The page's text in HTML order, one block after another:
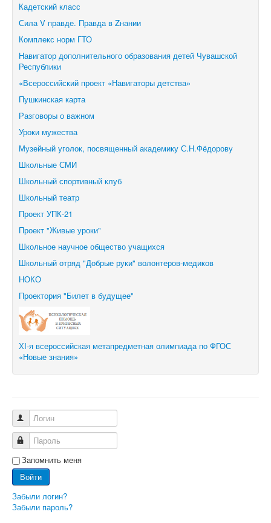
Кадетский класс
Сила V правде. Правда в Zнании
Комплекс норм ГТО
Навигатор дополнительного образования детей Чувашской
Республики
«Всероссийский проект «Навигаторы детства»
Пушкинская карта
Разговоры о важном
Уроки мужества
Музейный уголок, посвященный академику С.Н.Фёдорову
Школьные СМИ
Школьный спортивный клуб
Школьный театр
Проект УПК-21
Проект "Живые уроки"
Школьное научное общество учащихся
Школьный отряд "Добрые руки" волонтеров-медиков
НОКО
Проектория "Билет в будущее"
ХI-я всероссийская метапредметная олимпиада по ФГОС
«Новые знания»
Логин
Пароль
Запомнить меня
Войти
Забыли логин?
Забыли пароль?